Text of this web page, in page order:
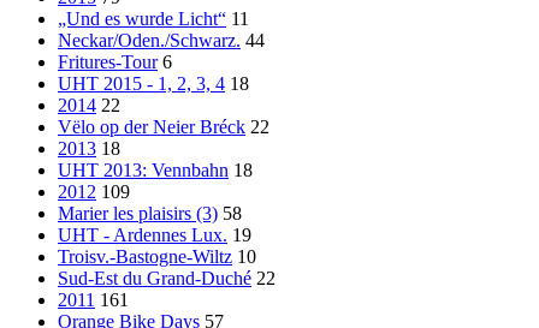
„Und es wurde Licht“ 11
Neckar/Oden./Schwarz. 44
Fritures-Tour 6
UHT 2015 - 1, 2, 3, 4 18
2014 22
Vëlo op der Neier Bréck 22
2013 18
UHT 2013: Vennbahn 18
2012 109
Marier les plaisirs (3) 58
UHT - Ardennes Lux. 19
Troisv.-Bastogne-Wiltz 10
Sud-Est du Grand-Duché 22
2011 161
Orange Bike Days 57